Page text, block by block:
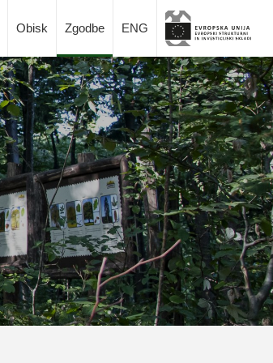
Obisk Zgodbe ENG